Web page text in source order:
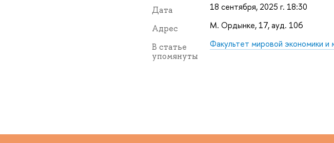
Дата 18 сентября, 2025 г. 18:30
Адрес М. Ордынке, 17, ауд. 106
В статье
упомянуты
Факультет мировой экономики и